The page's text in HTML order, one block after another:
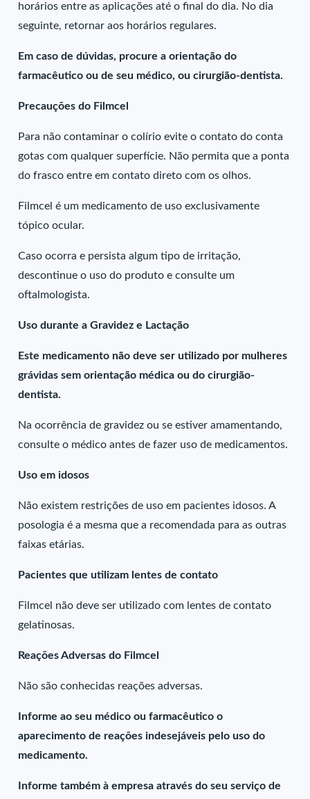
horários entre as aplicações até o final do dia. No dia
seguinte, retornar aos horários regulares.
Em caso de dúvidas, procure a orientação do
farmacêutico ou de seu médico, ou cirurgião-dentista.
Precauções do Filmcel
Para não contaminar o colírio evite o contato do conta
gotas com qualquer superfície. Não permita que a ponta
do frasco entre em contato direto com os olhos.
Filmcel é um medicamento de uso exclusivamente
tópico ocular.
Caso ocorra e persista algum tipo de irritação,
descontinue o uso do produto e consulte um
oftalmologista.
Uso durante a Gravidez e Lactação
Este medicamento não deve ser utilizado por mulheres
grávidas sem orientação médica ou do cirurgião-
dentista.
Na ocorrência de gravidez ou se estiver amamentando,
consulte o médico antes de fazer uso de medicamentos.
Uso em idosos
Não existem restrições de uso em pacientes idosos. A
posologia é a mesma que a recomendada para as outras
faixas etárias.
Pacientes que utilizam lentes de contato
Filmcel não deve ser utilizado com lentes de contato
gelatinosas.
Reações Adversas do Filmcel
Não são conhecidas reações adversas.
Informe ao seu médico ou farmacêutico o
aparecimento de reações indesejáveis pelo uso do
medicamento.
Informe também à empresa através do seu serviço de